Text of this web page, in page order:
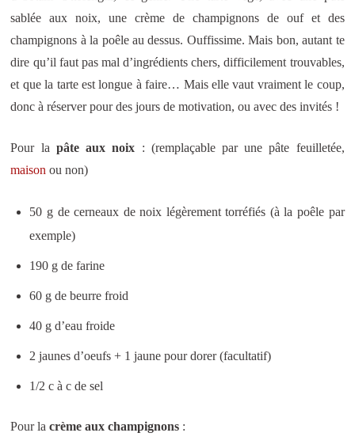
sablée aux noix, une crème de champignons de ouf et des
champignons à la poêle au dessus. Ouffissime. Mais bon, autant te
dire qu’il faut pas mal d’ingrédients chers, difficilement trouvables,
et que la tarte est longue à faire… Mais elle vaut vraiment le coup,
donc à réserver pour des jours de motivation, ou avec des invités !
Pour la pâte aux noix : (remplaçable par une pâte feuilletée,
maison ou non)
50 g de cerneaux de noix légèrement torréfiés (à la poêle par
exemple)
190 g de farine
60 g de beurre froid
40 g d’eau froide
2 jaunes d’oeufs + 1 jaune pour dorer (facultatif)
1/2 c à c de sel
Pour lacrème aux champignons :